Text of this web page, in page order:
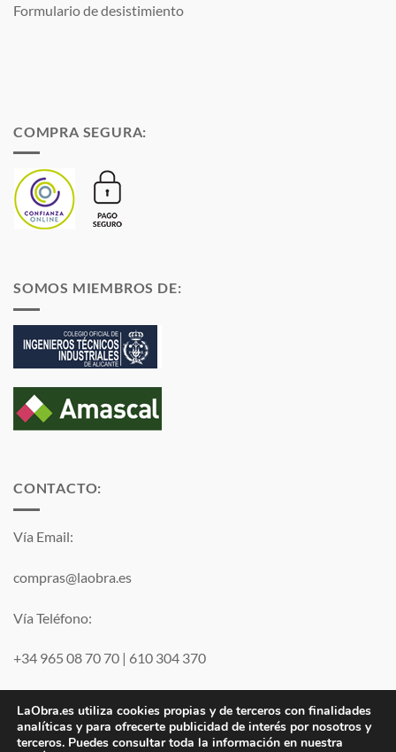
Formulario de desistimiento
COMPRA SEGURA:
SOMOS MIEMBROS DE:
CONTACTO:
Vía Email:
compras@laobra.es
Vía Teléfono:
+34 965 08 70 70 | 610 304 370
LaObra.es utiliza cookies propias y de terceros con finalidades
analíticas y para ofrecerte publicidad de interés por nosotros y
terceros. Puedes consultar toda la información en nuestra